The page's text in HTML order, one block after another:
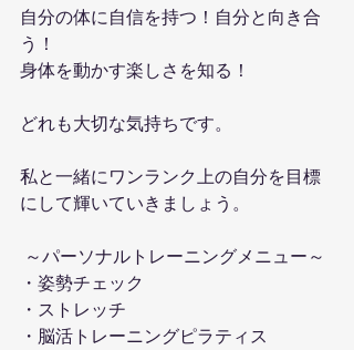
自分の体に自信を持つ！自分と向き合
う！
身体を動かす楽しさを知る！
どれも大切な気持ちです。
私と一緒にワンランク上の自分を目標
にして輝いていきましょう。
～パーソナルトレーニングメニュー～
・姿勢チェック
・ストレッチ
・脳活トレーニングピラティス